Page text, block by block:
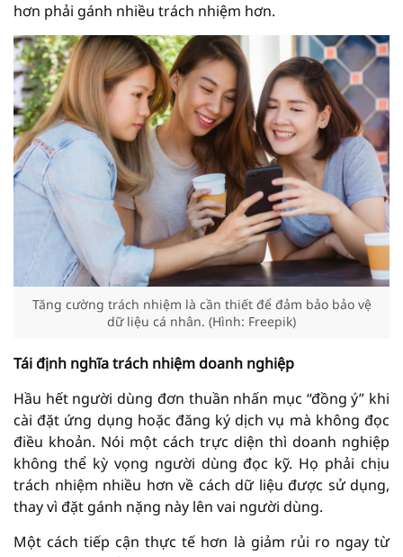
hơn phải gánh nhiều trách nhiệm hơn.
Tăng cường trách nhiệm là cần thiết để đảm bảo bảo vệ
dữ liệu cá nhân. (Hình: Freepik)
Tái định nghĩa trách nhiệm doanh nghiệp
Hầu hết người dùng đơn thuần nhấn mục “đồng ý” khi
cài đặt ứng dụng hoặc đăng ký dịch vụ mà không đọc
điều khoản. Nói một cách trực diện thì doanh nghiệp
không thể kỳ vọng người dùng đọc kỹ. Họ phải chịu
trách nhiệm nhiều hơn về cách dữ liệu được sử dụng,
thay vì đặt gánh nặng này lên vai người dùng.
Một cách tiếp cận thực tế hơn là giảm rủi ro ngay từ